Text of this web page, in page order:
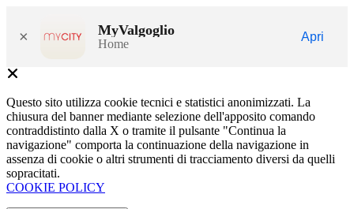
× MyValgoglio
Home
Apri
Questo sito utilizza cookie tecnici e statistici anonimizzati. La
chiusura del banner mediante selezione dell'apposito comando
contraddistinto dalla X o tramite il pulsante "Continua la
navigazione" comporta la continuazione della navigazione in
assenza di cookie o altri strumenti di tracciamento diversi da quelli
sopracitati.
COOKIE POLICY